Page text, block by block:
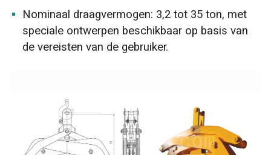
Nominaal draagvermogen: 3,2 tot 35 ton, met
speciale ontwerpen beschikbaar op basis van
de vereisten van de gebruiker.